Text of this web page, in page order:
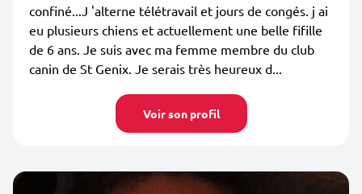
confiné...J 'alterne télétravail et jours de congés. j ai
eu plusieurs chiens et actuellement une belle fifille
de 6 ans. Je suis avec ma femme membre du club
canin de St Genix. Je serais très heureux d...
Voir son profil